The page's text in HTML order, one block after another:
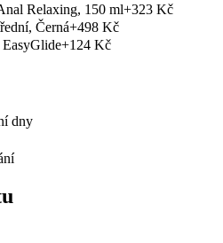
Relaxing, 150 ml+323 Kč
Černá+498 Kč
+124 Kč
dny